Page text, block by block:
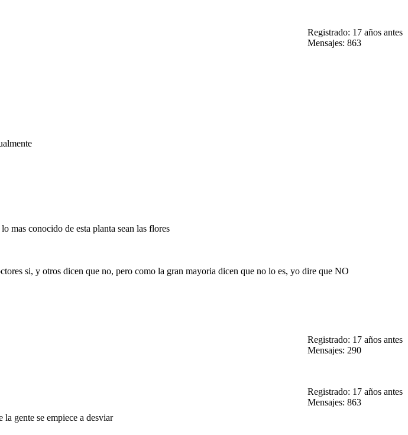
Registrado: 17 años antes
Mensajes: 863
mas conocido de esta planta sean las flores
si, y otros dicen que no, pero como la gran mayoria dicen que no lo es, yo dire que NO
Registrado: 17 años antes
Mensajes: 290
Registrado: 17 años antes
Mensajes: 863
gente se empiece a desviar